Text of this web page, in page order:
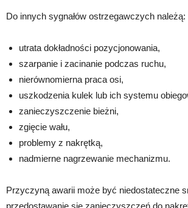
Do innych sygnałów ostrzegawczych należą:
utrata dokładności pozycjonowania,
szarpanie i zacinanie podczas ruchu,
nierównomierna praca osi,
uszkodzenia kulek lub ich systemu
zanieczyszczenie bieżni,
zgięcie wału,
problemy z nakrętką,
nadmierne nagrzewanie mechanizmu.
Przyczyną awarii może być niedostateczne